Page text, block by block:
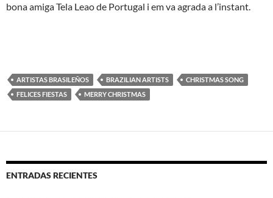
bona amiga Tela Leao de Portugal i em va agrada a l’instant.
ARTISTAS BRASILEÑOS BRAZILIAN ARTISTS
CHRISTMAS SONG
FELICES FIESTAS
MERRY CHRISTMAS
ENTRADAS RECIENTES